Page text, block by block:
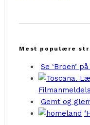
Mest populære
Se ‘Broen’
Gemt og